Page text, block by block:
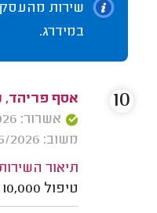
שירות
במידרג.
אסף פריהד,
אשרור: 02/08/2026
משוב: 04/05/2026
תיאור
טיפול 10,000 והעברת טסט למאזדה.
10